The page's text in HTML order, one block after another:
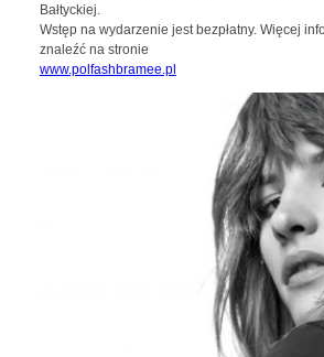
Bałtyckiej.
Wstęp na wydarzenie jest bezpłatny. Więcej
znaleźć na stronie
www.polfashbramee.pl